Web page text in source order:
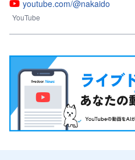
youtube.com/@nakaido
YouTube